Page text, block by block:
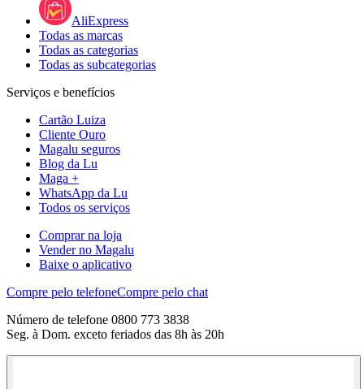
AliExpress
Todas as marcas
Todas as categorias
Todas as subcategorias
Serviços e benefícios
Cartão Luiza
Cliente Ouro
Magalu seguros
Blog da Lu
Maga +
WhatsApp da Lu
Todos os serviços
Comprar na loja
Vender no Magalu
Baixe o aplicativo
Compre pelo telefoneCompre pelo chat
Número de telefone 0800 773 3838
Seg. à Dom. exceto feriados das 8h às 20h